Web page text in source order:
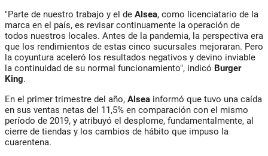
"Parte de nuestro trabajo y el de Alsea, como licenciatario de la
marca en el país, es revisar continuamente la operación de
todos nuestros locales. Antes de la pandemia, la perspectiva era
que los rendimientos de estas cinco sucursales mejoraran. Pero
la coyuntura aceleró los resultados negativos y devino inviable
la continuidad de su normal funcionamiento", indicó Burger
King.
En el primer trimestre del año, Alsea informó que tuvo una caída
en sus ventas netas del 11,5% en comparación con el mismo
período de 2019, y atribuyó el desplome, fundamentalmente, al
cierre de tiendas y los cambios de hábito que impuso la
cuarentena.